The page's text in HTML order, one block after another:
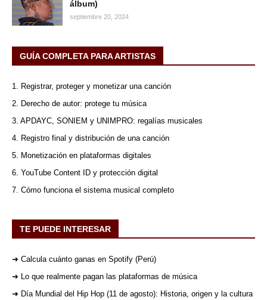
álbum)
septiembre 20, 2024
GUÍA COMPLETA PARA ARTISTAS
1. Registrar, proteger y monetizar una canción
2. Derecho de autor: protege tu música
3. APDAYC, SONIEM y UNIMPRO: regalías musicales
4. Registro final y distribución de una canción
5. Monetización en plataformas digitales
6. YouTube Content ID y protección digital
7. Cómo funciona el sistema musical completo
TE PUEDE INTERESAR
➜ Calcula cuánto ganas en Spotify (Perú)
➜ Lo que realmente pagan las plataformas de música
➜ Día Mundial del Hip Hop (11 de agosto): Historia, origen y la cultura